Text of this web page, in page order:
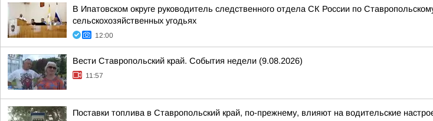
В Ипатовском округе руководитель следственного отдела СК России по
сельскохозяйственных угодьях
12:00
Вести Ставропольский край. События недели (9.08.2026)
11:57
Поставки топлива в Ставропольский край, по-прежнему, влияют на водительские